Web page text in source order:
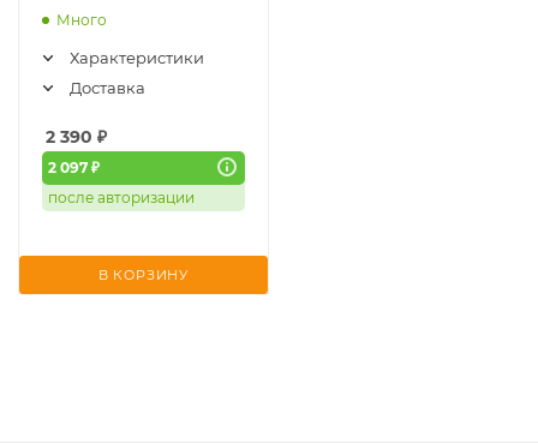
металлическая 2,4м
Много
Характеристики
Доставка
2 390 ₽
2 097 ₽
после авторизации
В КОРЗИНУ